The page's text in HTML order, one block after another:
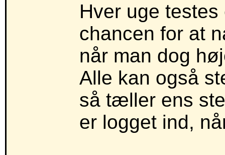
Hver uge
chancen for at
når man dog
Alle kan også
så tæller ens
er logget ind,